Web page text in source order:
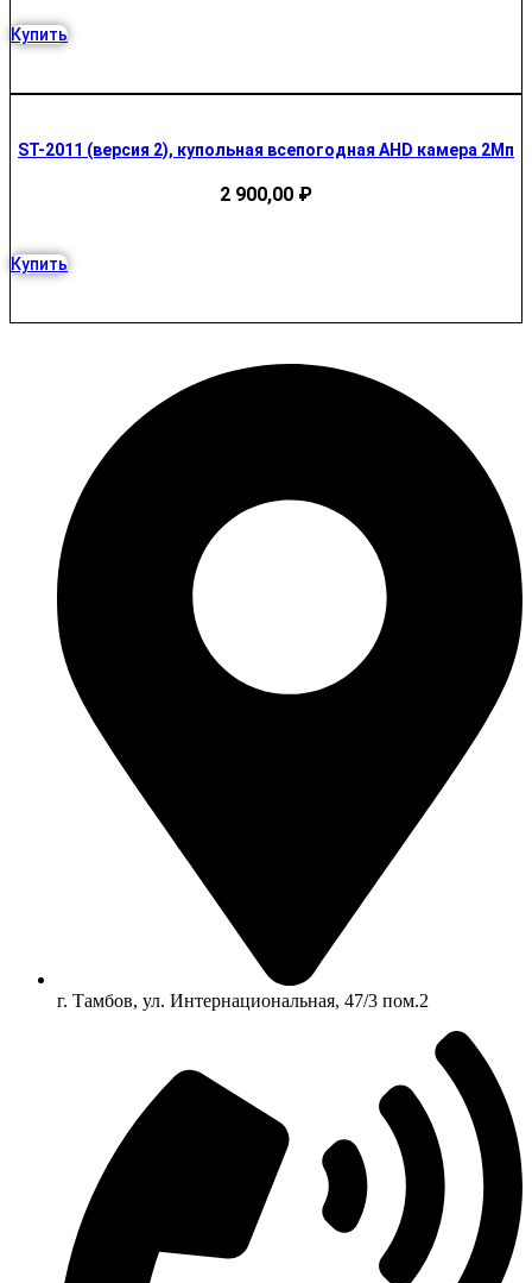
Купить
ST-2011 (версия 2), купольная всепогодная AHD камера 2Мп
2 900,00 ₽
Купить
г. Тамбов, ул. Интернациональная, 47/3 пом.2